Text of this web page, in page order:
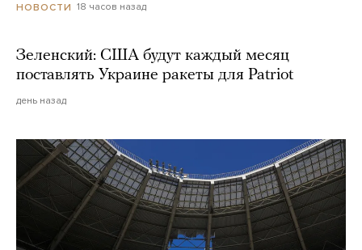
НОВОСТИ 18 часов назад
Зеленский: США будут каждый месяц
поставлять Украине ракеты для Patriot
день назад